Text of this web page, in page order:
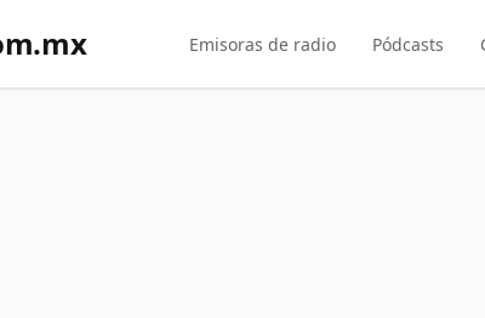
Emisoras de radio Pódcasts